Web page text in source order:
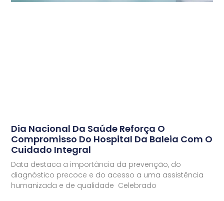
Dia Nacional Da Saúde Reforça O
Compromisso Do Hospital Da Baleia Com O
Cuidado Integral
Data destaca a importância da prevenção, do
diagnóstico precoce e do acesso a uma assistência
humanizada e de qualidade Celebrado